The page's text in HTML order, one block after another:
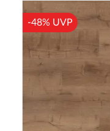
-48% UVP